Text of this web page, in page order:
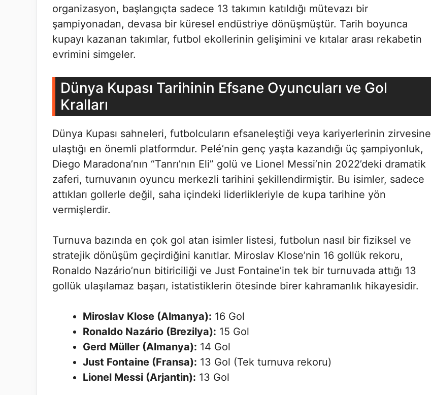
organizasyon, başlangıçta sadece 13 takımın katıldığı mütevazı bir
şampiyonadan, devasa bir küresel endüstriye dönüşmüştür. Tarih boyunca
kupayı kazanan takımlar, futbol ekollerinin gelişimini ve kıtalar arası rekabetin
evrimini simgeler.
Dünya Kupası Tarihinin Efsane Oyuncuları ve Gol
Kralları
Dünya Kupası sahneleri, futbolcuların efsaneleştiği veya kariyerlerinin zirvesine
ulaştığı en önemli platformdur. Pelé’nin genç yaşta kazandığı üç şampiyonluk,
Diego Maradona’nın “Tanrı’nın Eli” golü ve Lionel Messi’nin 2022’deki dramatik
zaferi, turnuvanın oyuncu merkezli tarihini şekillendirmiştir. Bu isimler, sadece
attıkları gollerle değil, saha içindeki liderlikleriyle de kupa tarihine yön
vermişlerdir.
Turnuva bazında en çok gol atan isimler listesi, futbolun nasıl bir fiziksel ve
stratejik dönüşüm geçirdiğini kanıtlar. Miroslav Klose’nin 16 gollük rekoru,
Ronaldo Nazário’nun bitiriciliği ve Just Fontaine’in tek bir turnuvada attığı 13
gollük ulaşılamaz başarı, istatistiklerin ötesinde birer kahramanlık hikayesidir.
Miroslav Klose (Almanya): 16 Gol
Ronaldo Nazário (Brezilya): 15 Gol
Gerd Müller (Almanya): 14 Gol
Just Fontaine (Fransa): 13 Gol (Tek turnuva rekoru)
Lionel Messi (Arjantin): 13 Gol